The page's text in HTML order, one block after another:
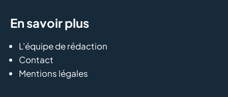
En savoir plus
L'équipe de rédaction
Contact
Mentions légales